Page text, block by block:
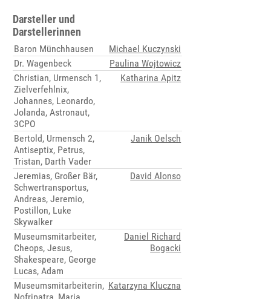
Darsteller und
Darstellerinnen
Baron Münchhausen
Michael Kuczynski
Dr. Wagenbeck
Paulina Wojtowicz
Christian, Urmensch 1,
Zielverfehlnix,
Johannes, Leonardo,
Jolanda, Astronaut,
3CPO
Katharina Apitz
Bertold, Urmensch 2,
Antiseptix, Petrus,
Tristan, Darth Vader
Janik Oelsch
Jeremias, Großer Bär,
Schwertransportus,
Andreas, Jeremio,
Postillon, Luke
Skywalker
David Alonso
Museumsmitarbeiter,
Cheops, Jesus,
Shakespeare, George
Lucas, Adam
Daniel Richard
Bogacki
Museumsmitarbeiterin, Katarzyna Kluczna